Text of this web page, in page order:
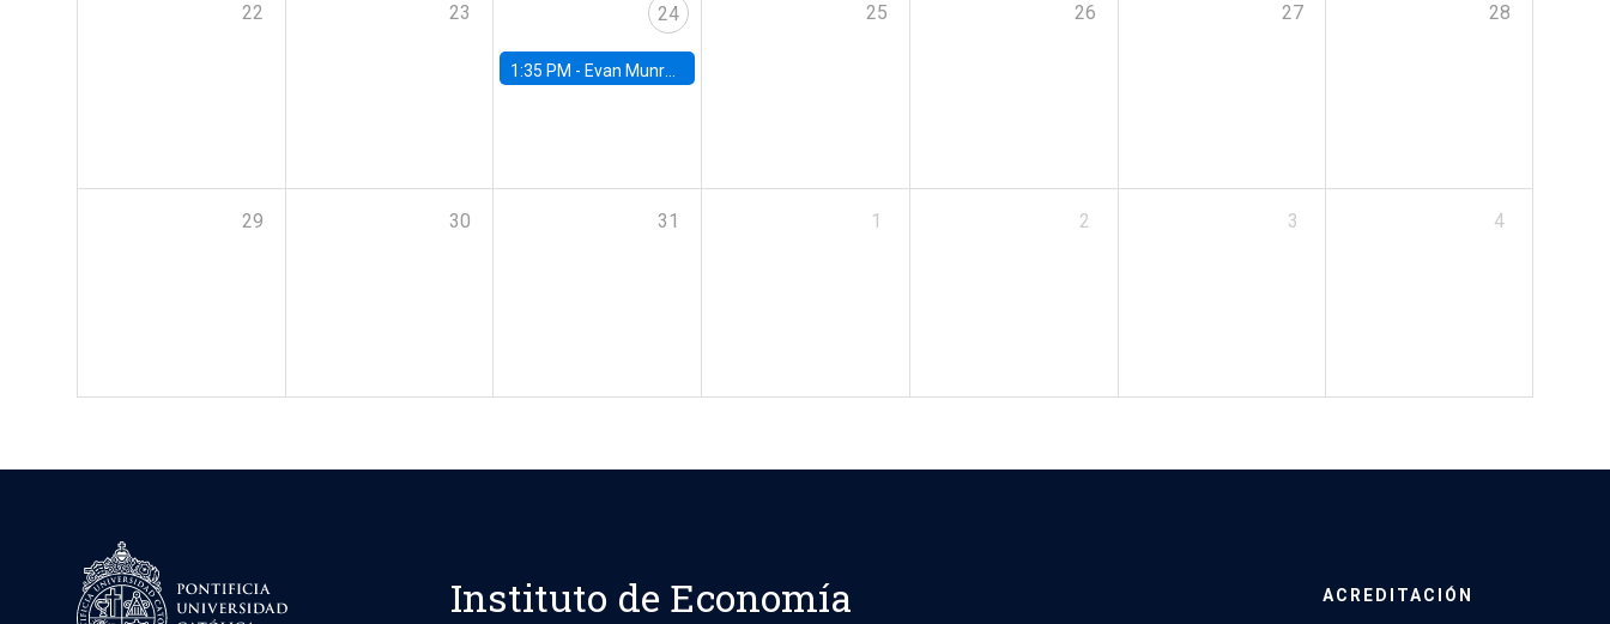
22 23 24
1:35 PM - Evan Munro, Neyman Visiting Assistant Professor in the Department of Statistics at UC Berkeley
25 26 27 28
29 30 31 1 2 3 4
Instituto de Economía ACREDITACIÓN